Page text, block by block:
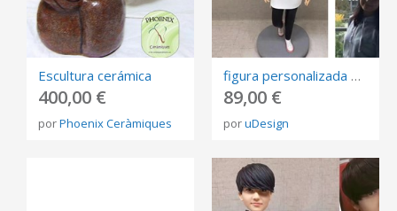
Escultura cerámica
400,00 €
porPhoenix Ceràmiques
figura personalizada de fotos, 3D retrato Biscuit, muñeca de arte mini me personalizada
89,00 €
poruDesign